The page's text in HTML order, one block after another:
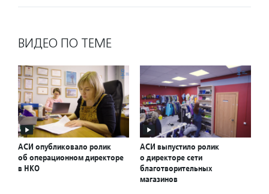
ВИДЕО ПО ТЕМЕ
АСИ опубликовало ролик
об операционном директоре
в НКО
АСИ выпустило ролик
о директоре сети
благотворительных
магазинов